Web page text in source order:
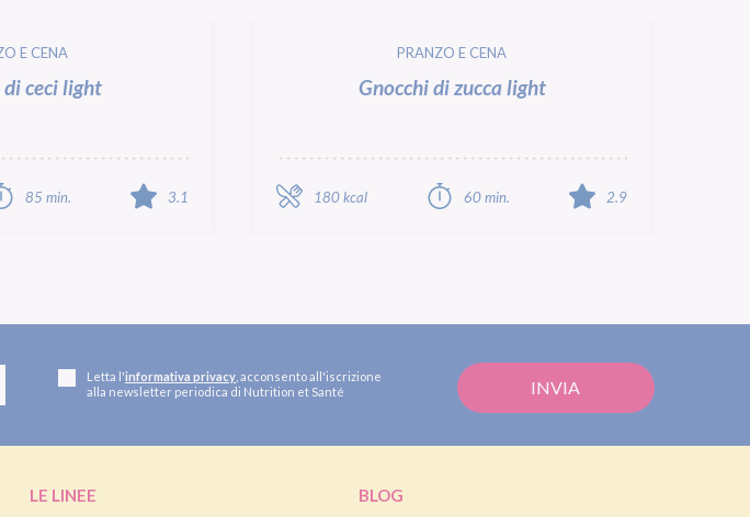
E CENA
ceci light
85 min. 3.1
PRANZO E CENA
Gnocchi di zucca light
180 kcal 60 min. 2.9
Letta l'informativa privacy, acconsento all'iscrizione
alla newsletter periodica di Nutrition et Santé
LE LINEE BLOG